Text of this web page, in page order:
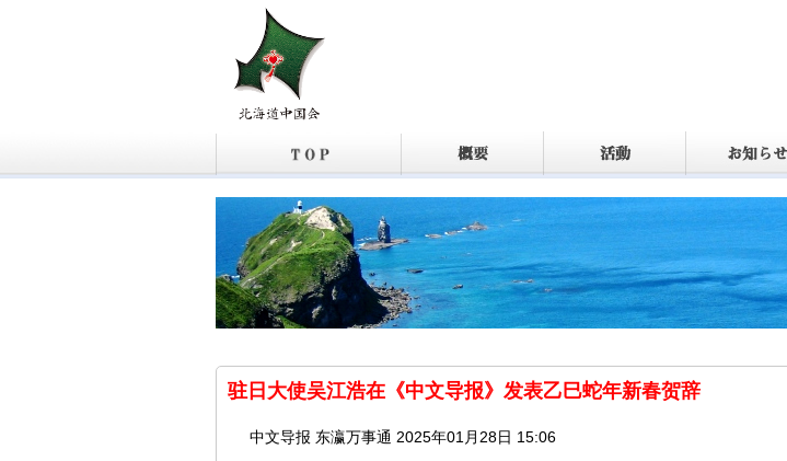
驻日大使吴江浩在《中文导报》发表乙巳蛇年新春贺辞
中文导报 东瀛万事通 2025年01月28日 15:06